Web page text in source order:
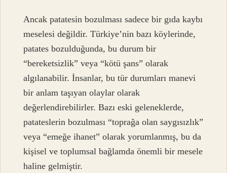
Ancak patatesin bozulması sadece bir gıda kaybı
meselesi değildir. Türkiye’nin bazı köylerinde,
patates bozulduğunda, bu durum bir
“bereketsizlik” veya “kötü şans” olarak
algılanabilir. İnsanlar, bu tür durumları manevi
bir anlam taşıyan olaylar olarak
değerlendirebilirler. Bazı eski geleneklerde,
patateslerin bozulması “toprağa olan saygısızlık”
veya “emeğe ihanet” olarak yorumlanmış, bu da
kişisel ve toplumsal bağlamda önemli bir mesele
haline gelmiştir.